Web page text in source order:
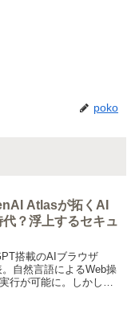
poko
Atlasが拓くAI
？浮上するセキュ
搭載のAIブラウザ
。自然言語によるWeb操
行が可能に。しかし、